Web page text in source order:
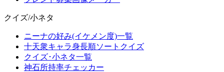
クイズ/小ネタ
ニーナの好み(イケメン度)一覧
十天衆キャラ身長順ソートクイズ
クイズ･小ネタ一覧
神石所持率チェッカー